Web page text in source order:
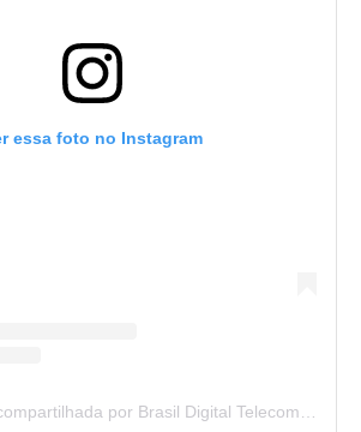
essa foto no Instagram
Uma publicação compartilhada por Brasil Digital Telecom (@brasildigitaltelecom)